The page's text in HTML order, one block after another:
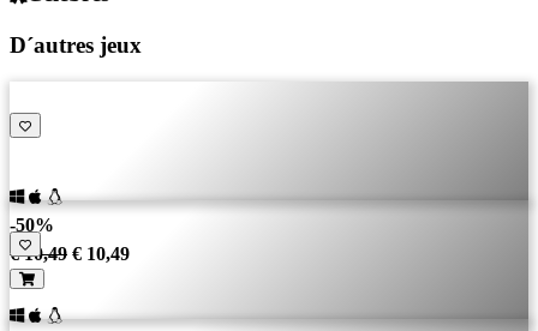
D´autres jeux
-50%
€ 10,49 € 10,49